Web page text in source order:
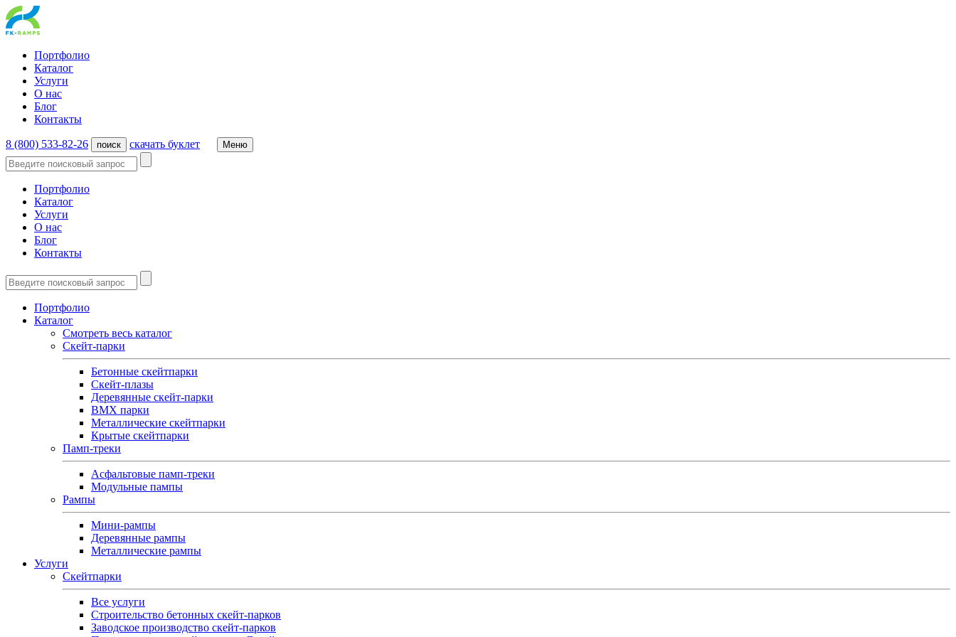
Портфолио
Каталог
Услуги
О нас
Блог
Контакты
8 (800) 533-82-26 поиск cкачать буклет Меню
Портфолио
Каталог
Услуги
О нас
Блог
Контакты
Портфолио
Каталог
Смотреть весь каталог
Скейт-парки
Бетонные скейтпарки
Скейт‑плазы
Деревянные скейт‑парки
BMX парки
Металлические скейтпарки
Крытые скейтпарки
Памп-треки
Асфальтовые памп‑треки
Модульные пампы
Рампы
Мини-рампы
Деревянные рампы
Металлические рампы
Услуги
Скейтпарки
Все услуги
Строительство бетонных скейт-парков
Заводское производство скейт-парков